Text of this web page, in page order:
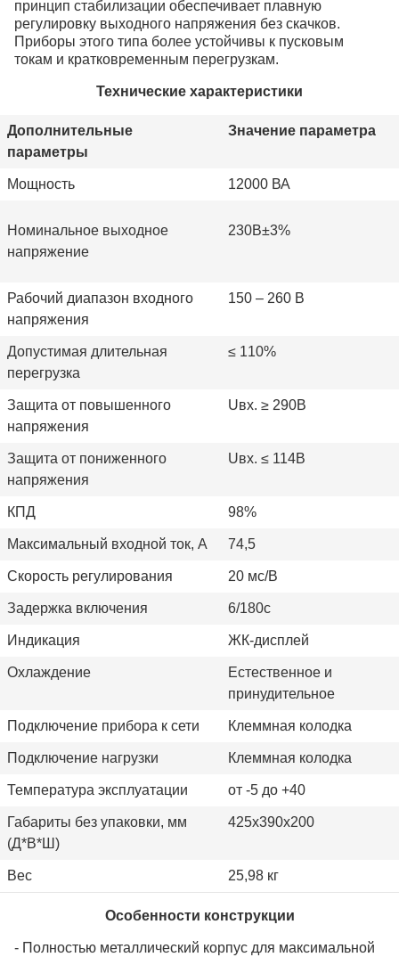
принцип стабилизации обеспечивает плавную
регулировку выходного напряжения без скачков.
Приборы этого типа более устойчивы к пусковым
токам и кратковременным перегрузкам.
Технические характеристики
Дополнительные
параметры
Значение параметра
Мощность 12000 ВА
Номинальное выходное
напряжение
230В±3%
Рабочий диапазон входного
напряжения
150 – 260 В
Допустимая длительная
перегрузка
≤ 110%
Защита от повышенного
напряжения
Uвх. ≥ 290В
Защита от пониженного
напряжения
Uвх. ≤ 114В
КПД 98%
Максимальный входной ток, А 74,5
Скорость регулирования 20 мс/В
Задержка включения 6/180с
Индикация ЖК-дисплей
Охлаждение
Естественное и
принудительное
Подключение прибора к сети Клеммная колодка
Подключение нагрузки Клеммная колодка
Температура эксплуатации от -5 до +40
Габариты без упаковки, мм
(Д*В*Ш)
425x390x200
Вес 25,98 кг
Особенности конструкции
- Полностью металлический корпус для максимальной